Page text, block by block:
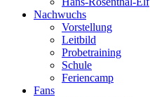
Nachwuchs
Vorstellung
Leitbild
Probetraining
Schule
Feriencamp
Fans